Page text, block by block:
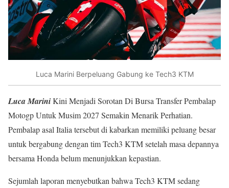
Luca Marini Berpeluang Gabung ke Tech3 KTM
Luca MariniKini Menjadi Sorotan Di Bursa Transfer Pembalap
Motogp Untuk Musim 2027 Semakin Menarik Perhatian.
Pembalap asal Italia tersebut di kabarkan memiliki peluang besar
untuk bergabung dengan tim Tech3 KTM setelah masa depannya
bersama Honda belum menunjukkan kepastian.
Sejumlah laporan menyebutkan bahwa Tech3 KTM sedang